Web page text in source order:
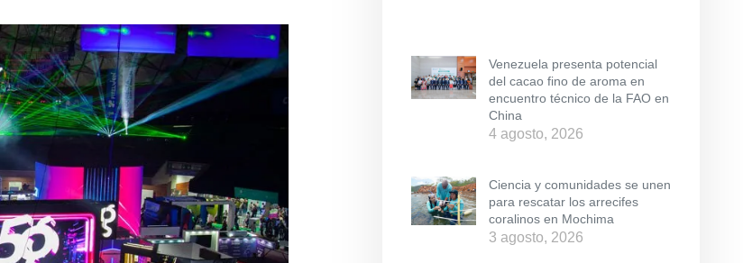
Venezuela presenta potencial
del cacao fino de aroma en
encuentro técnico de la FAO en
China
4 agosto, 2026
Ciencia y comunidades se unen
para rescatar los arrecifes
coralinos en Mochima
3 agosto, 2026